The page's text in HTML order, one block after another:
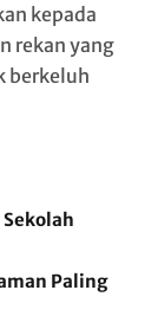
kepada
rekan yang
berkeluh
Paling